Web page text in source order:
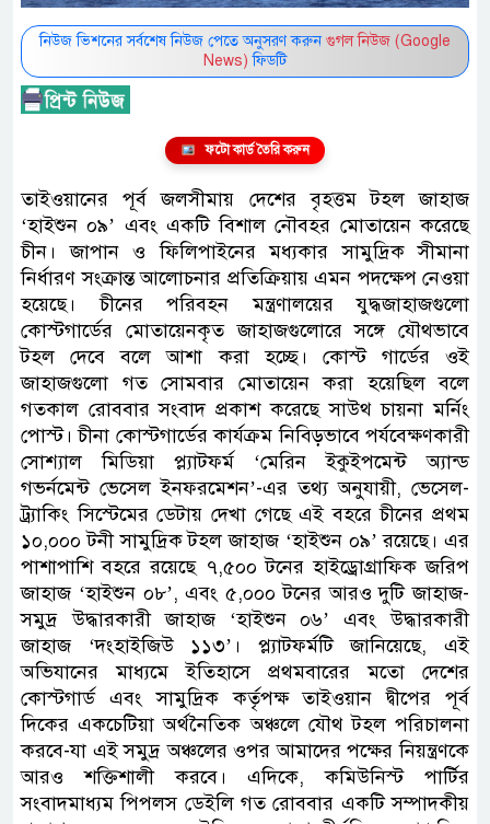
নিউজ ভিশনের সর্বশেষ নিউজ পেতে অনুসরণ করুন গুগল নিউজ (Google
News) ফিডটি
ফটো কার্ড তৈরি করুন
তাইওয়ানের পূর্ব জলসীমায় দেশের বৃহত্তম টহল জাহাজ
‘হাইশুন ০৯’ এবং একটি বিশাল নৌবহর মোতায়েন করেছে
চীন। জাপান ও ফিলিপাইনের মধ্যকার সামুদ্রিক সীমানা
নির্ধারণ সংক্রান্ত আলোচনার প্রতিক্রিয়ায় এমন পদক্ষেপ নেওয়া
হয়েছে। চীনের পরিবহন মন্ত্রণালয়ের যুদ্ধজাহাজগুলো
কোস্টগার্ডের মোতায়েনকৃত জাহাজগুলোরে সঙ্গে যৌথভাবে
টহল দেবে বলে আশা করা হচ্ছে। কোস্ট গার্ডের ওই
জাহাজগুলো গত সোমবার মোতায়েন করা হয়েছিল বলে
গতকাল রোববার সংবাদ প্রকাশ করেছে সাউথ চায়না মর্নিং
পোস্ট। চীনা কোস্টগার্ডের কার্যক্রম নিবিড়ভাবে পর্যবেক্ষণকারী
সোশ্যাল মিডিয়া প্ল্যাটফর্ম ‘মেরিন ইকুইপমেন্ট অ্যান্ড
গভর্নমেন্ট ভেসেল ইনফরমেশন’-এর তথ্য অনুযায়ী, ভেসেল-
ট্র্যাকিং সিস্টেমের ডেটায় দেখা গেছে এই বহরে চীনের প্রথম
১০,০০০ টনী সামুদ্রিক টহল জাহাজ ‘হাইশুন ০৯’ রয়েছে। এর
পাশাপাশি বহরে রয়েছে ৭,৫০০ টনের হাইড্রোগ্রাফিক জরিপ
জাহাজ ‘হাইশুন ০৮’, এবং ৫,০০০ টনের আরও দুটি জাহাজ-
সমুদ্র উদ্ধারকারী জাহাজ ‘হাইশুন ০৬’ এবং উদ্ধারকারী
জাহাজ ‘দংহাইজিউ ১১৩’। প্ল্যাটফর্মটি জানিয়েছে, এই
অভিযানের মাধ্যমে ইতিহাসে প্রথমবারের মতো দেশের
কোস্টগার্ড এবং সামুদ্রিক কর্তৃপক্ষ তাইওয়ান দ্বীপের পূর্ব
দিকের একচেটিয়া অর্থনৈতিক অঞ্চলে যৌথ টহল পরিচালনা
করবে-যা এই সমুদ্র অঞ্চলের ওপর আমাদের পক্ষের নিয়ন্ত্রণকে
আরও শক্তিশালী করবে। এদিকে, কমিউনিস্ট পার্টির
সংবাদমাধ্যম পিপলস ডেইলি গত রোববার একটি সম্পাদকীয়